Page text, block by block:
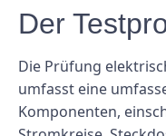
Der
Die Prüfung
umfasst eine
Komponenten,